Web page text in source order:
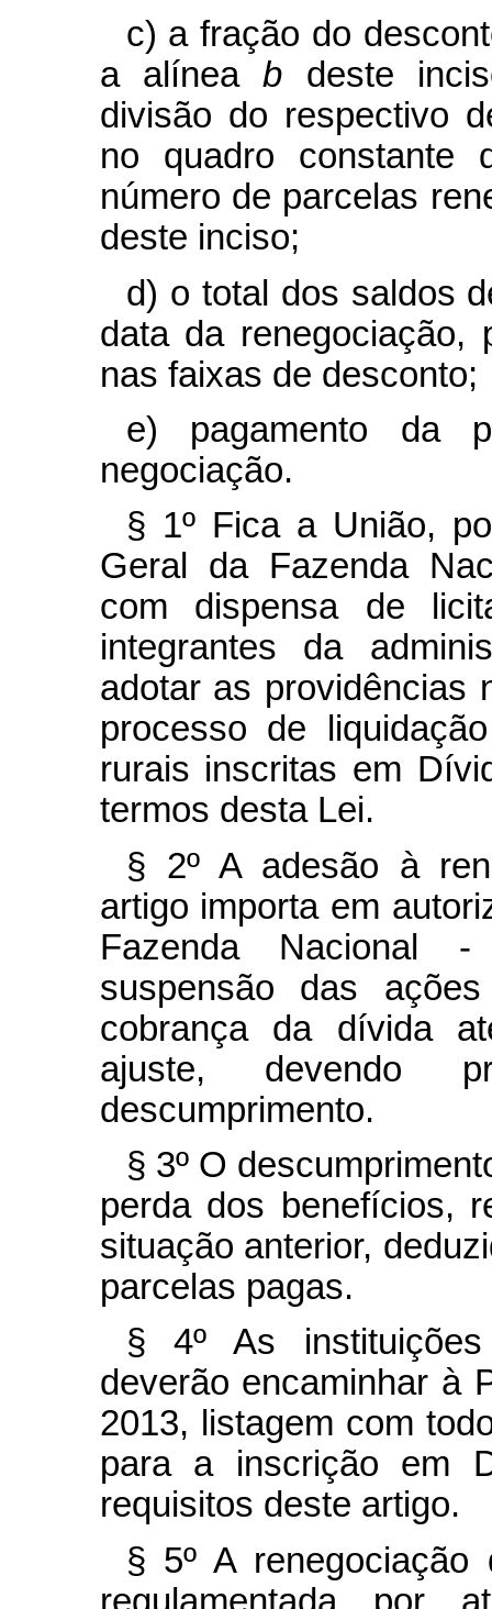
c) a fração do
a alíneab deste
divisão do respectivo
no quadro constante
número de parcelas
deste inciso;
d) o total dos saldos
data da renegociação,
nas faixas de desconto;
e) pagamento da
negociação.
§ 1º Fica a União,
Geral da Fazenda
com dispensa de
integrantes da
adotar as providências
processo de
rurais inscritas em
termos desta Lei.
§ 2º A adesão à
artigo importa em
Fazenda Nacional
suspensão das
cobrança da dívida
ajuste, devendo
descumprimento.
§ 3º O
perda dos benefícios,
situação anterior,
parcelas pagas.
§ 4º As
deverão encaminhar à
2013, listagem com
para a inscrição em
requisitos deste artigo.
§ 5º A
regulamentada por